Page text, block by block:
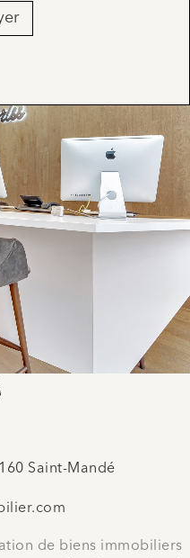
Saint-Mandé
de biens immobiliers